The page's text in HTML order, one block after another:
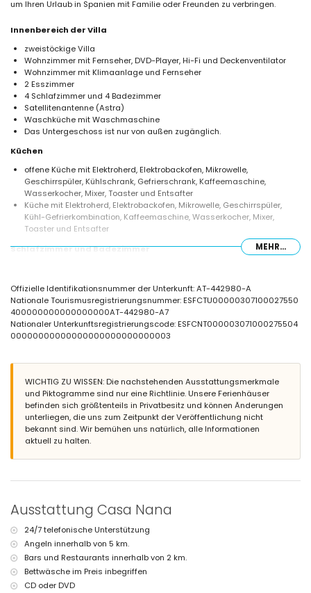
um Ihren Urlaub in Spanien mit Familie oder Freunden zu verbringen.
Innenbereich der Villa
zweistöckige Villa
Wohnzimmer mit Fernseher, DVD-Player, Hi-Fi und Deckenventilator
Wohnzimmer mit Klimaanlage und Fernseher
2 Esszimmer
4 Schlafzimmer und 4 Badezimmer
Satellitenantenne (Astra)
Waschküche mit Waschmaschine
Das Untergeschoss ist nur von außen zugänglich.
Küchen
offene Küche mit Elektroherd, Elektrobackofen, Mikrowelle,
Geschirrspüler, Kühlschrank, Gefrierschrank, Kaffeemaschine,
Wasserkocher, Mixer, Toaster und Entsafter
Küche mit Elektroherd, Elektrobackofen, Mikrowelle, Geschirrspüler,
Kühl-Gefrierkombination, Kaffeemaschine, Wasserkocher, Mixer,
Toaster und Entsafter
Schlafzimmer und Badezimmer
Schlafzimmer mit Klimaanlage, 2 Einzelbetten, Ventilator und eigenem
Badezimmer
Schlafzimmer mit Klimaanlage, 2 Einzelbetten und Ventilator
En-suite Badezimmer mit Einzelwaschbecken, Dusche und Toilette
3 Badezimmer jeweils mit Einzelwaschbecken, Dusche und Toilette
großes und umzäuntes Grundstück
nierenförmiger privater Pool, 12m x 5m und 2m tief
Garten mit Kies und Gartenmöbeln mit Sonnenliegen
Terrasse
Grill
Außendusche
2 private, abgeschlossene Parkplätze
Weitere Informationen
nächster Strand: El Puerto, Jávea (innerhalb von 5 Kilometern von der
nächster Hafen: Aduanas, Jávea (innerhalb von 5 Kilometern von der
Villa)
nächster Park: Montgó, Jávea (innerhalb von 2 Kilometern von der
Villa)
nächster Flughafen: Alicante (innerhalb von 100 Kilometern von der
MEHR...
Offizielle Identifikationsnummer der Unterkunft: AT-442980-A
Nationale Tourismusregistrierungsnummer: ESFCTU00000307100027550
400000000000000000AT-442980-A7
Nationaler Unterkunftsregistrierungscode: ESFCNT000003071000275504
00000000000000000000000000003
WICHTIG ZU WISSEN: Die nachstehenden Ausstattungsmerkmale
und Piktogramme sind nur eine Richtlinie. Unsere Ferienhäuser
befinden sich größtenteils in Privatbesitz und können Änderungen
unterliegen, die uns zum Zeitpunkt der Veröffentlichung nicht
bekannt sind. Wir bemühen uns natürlich, alle Informationen
aktuell zu halten.
Ausstattung Casa Nana
24/7 telefonische Unterstützung
Angeln innerhalb von 5 km.
Bars und Restaurants innerhalb von 2 km.
Bettwäsche im Preis inbegriffen
CD oder DVD